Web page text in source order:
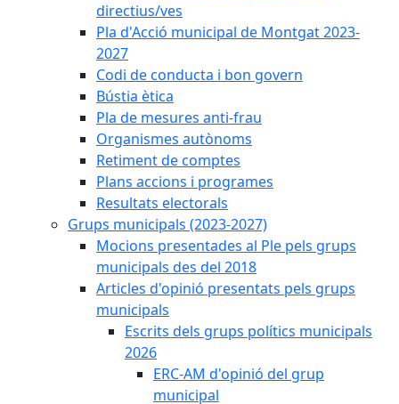
directius/ves
Pla d'Acció municipal de Montgat 2023-
2027
Codi de conducta i bon govern
Bústia ètica
Pla de mesures anti-frau
Organismes autònoms
Retiment de comptes
Plans accions i programes
Resultats electorals
Grups municipals (2023-2027)
Mocions presentades al Ple pels grups
municipals des del 2018
Articles d'opinió presentats pels grups
municipals
Escrits dels grups polítics municipals
2026
ERC-AM d'opinió del grup
municipal